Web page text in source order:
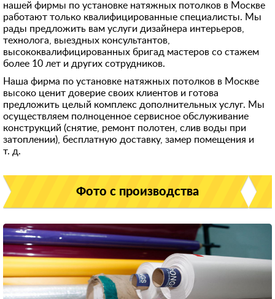
нашей фирмы по установке натяжных потолков в Москве
работают только квалифицированные специалисты. Мы
рады предложить вам услуги дизайнера интерьеров,
технолога, выездных консультантов,
высококвалифицированных бригад мастеров со стажем
более 10 лет и других сотрудников.
Наша фирма по установке натяжных потолков в Москве
высоко ценит доверие своих клиентов и готова
предложить целый комплекс дополнительных услуг. Мы
осуществляем полноценное сервисное обслуживание
конструкций (снятие, ремонт полотен, слив воды при
затоплении), бесплатную доставку, замер помещения и
т. д.
Фото с производства